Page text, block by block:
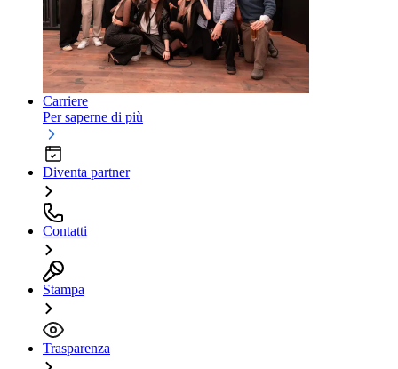
Carriere
Per saperne di più
Diventa partner
Contatti
Stampa
Trasparenza